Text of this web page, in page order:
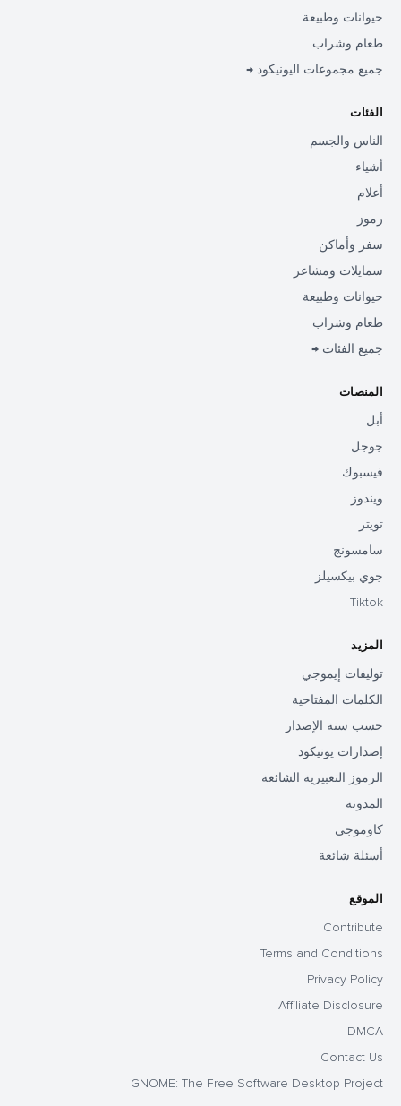
حيوانات وطبيعة
طعام وشراب
جميع مجموعات اليونيكود →
الفئات
الناس والجسم
أشياء
أعلام
رموز
سفر وأماكن
سمايلات ومشاعر
حيوانات وطبيعة
طعام وشراب
جميع الفئات →
المنصات
أبل
جوجل
فيسبوك
ويندوز
تويتر
سامسونج
جوي بيكسيلز
Tiktok
المزيد
توليفات إيموجي
الكلمات المفتاحية
حسب سنة الإصدار
إصدارات يونيكود
الرموز التعبيرية الشائعة
المدونة
كاوموجي
أسئلة شائعة
الموقع
Contribute
Terms and Conditions
Privacy Policy
Affiliate Disclosure
DMCA
Contact Us
GNOME: The Free Software Desktop Project